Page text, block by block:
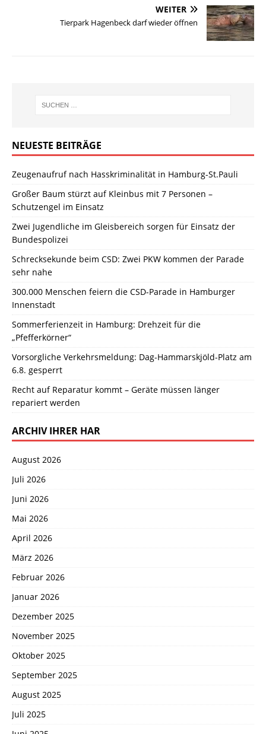
WEITER
Tierpark Hagenbeck darf wieder öffnen
NEUESTE BEITRÄGE
Zeugenaufruf nach Hasskriminalität in Hamburg-St.Pauli
Großer Baum stürzt auf Kleinbus mit 7 Personen –
Schutzengel im Einsatz
Zwei Jugendliche im Gleisbereich sorgen für Einsatz der
Bundespolizei
Schrecksekunde beim CSD: Zwei PKW kommen der Parade
sehr nahe
300.000 Menschen feiern die CSD-Parade in Hamburger
Innenstadt
Sommerferienzeit in Hamburg: Drehzeit für die
„Pfefferkörner“
Vorsorgliche Verkehrsmeldung: Dag-Hammarskjöld-Platz am
6.8. gesperrt
Recht auf Reparatur kommt – Geräte müssen länger
repariert werden
ARCHIV IHRER HAR
August 2026
Juli 2026
Juni 2026
Mai 2026
April 2026
März 2026
Februar 2026
Januar 2026
Dezember 2025
November 2025
Oktober 2025
September 2025
August 2025
Juli 2025